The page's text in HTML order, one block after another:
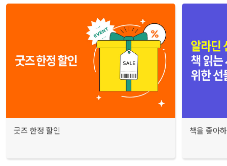
굿즈 한정 할인 책을 좋아